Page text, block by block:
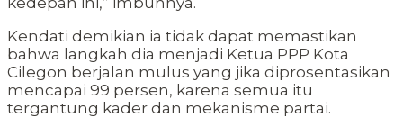
Kendati demikian ia tidak dapat memastikan
bahwa langkah dia menjadi Ketua PPP Kota
Cilegon berjalan mulus yang jika diprosentasikan
mencapai 99 persen, karena semua itu
tergantung kader dan mekanisme partai.